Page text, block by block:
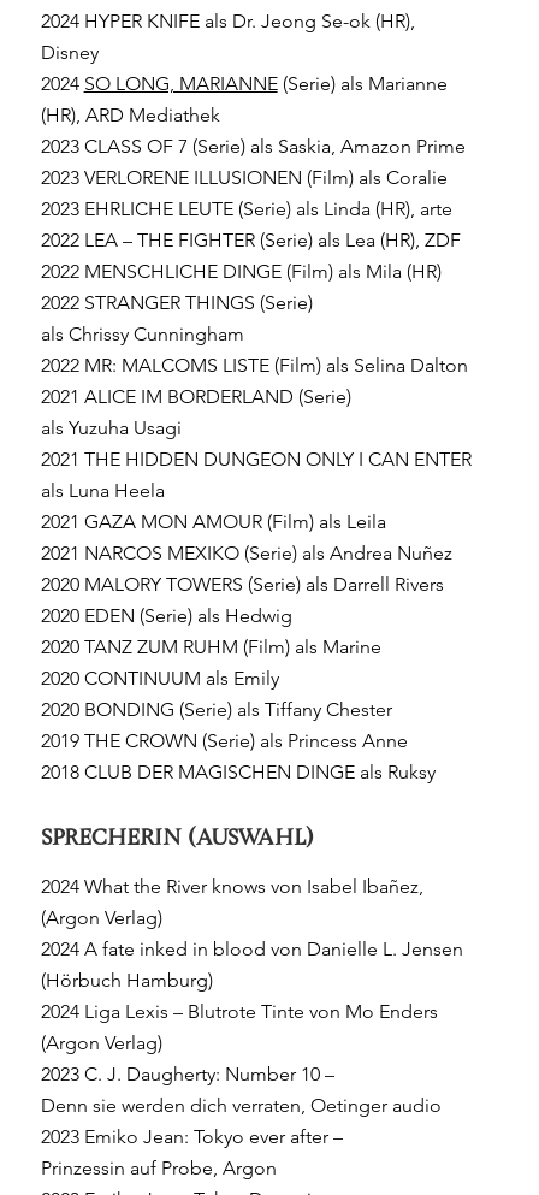
2024 HYPER KNIFE als Dr. Jeong Se-ok (HR),
Disney
2024 SO LONG, MARIANNE(Serie) als Marianne
(HR), ARD Mediathek
2023 CLASS OF 7 (Serie) als Saskia, Amazon Prime
2023 VERLORENE ILLUSIONEN (Film) als Coralie
2023 EHRLICHE LEUTE (Serie) als Linda (HR), arte
2022 LEA – THE FIGHTER (Serie) als Lea (HR), ZDF
2022 MENSCHLICHE DINGE (Film) als Mila (HR)
2022 STRANGER THINGS (Serie)
als Chrissy Cunningham
2022 MR: MALCOMS LISTE (Film) als Selina Dalton
2021 ALICE IM BORDERLAND (Serie)
als Yuzuha Usagi
2021 THE HIDDEN DUNGEON ONLY I CAN ENTER
als Luna Heela
2021 GAZA MON AMOUR (Film) als Leila
2021 NARCOS MEXIKO (Serie) als Andrea Nuñez
2020 MALORY TOWERS (Serie) als Darrell Rivers
2020 EDEN (Serie) als Hedwig
2020 TANZ ZUM RUHM (Film) als Marine
2020 CONTINUUM als Emily
2020 BONDING (Serie) als Tiffany Chester
2019 THE CROWN (Serie) als Princess Anne
2018 CLUB DER MAGISCHEN DINGE als Ruksy
SPRECHERIN (AUSWAHL)
2024 What the River knows von Isabel Ibañez,
(Argon Verlag)
2024 A fate inked in blood von Danielle L. Jensen
(Hörbuch Hamburg)
2024 Liga Lexis – Blutrote Tinte von Mo Enders
(Argon Verlag)
2023 C. J. Daugherty: Number 10 –
Denn sie werden dich verraten, Oetinger audio
2023 Emiko Jean: Tokyo ever after –
Prinzessin auf Probe, Argon